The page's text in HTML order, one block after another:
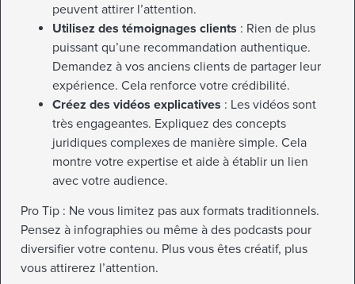
peuvent attirer l’attention.
Utilisez des témoignages clients : Rien de plus
puissant qu’une recommandation authentique.
Demandez à vos anciens clients de partager leur
expérience. Cela renforce votre crédibilité.
Créez des vidéos explicatives : Les vidéos sont
très engageantes. Expliquez des concepts
juridiques complexes de manière simple. Cela
montre votre expertise et aide à établir un lien
avec votre audience.
Pro Tip : Ne vous limitez pas aux formats traditionnels.
Pensez à infographies ou même à des podcasts pour
diversifier votre contenu. Plus vous êtes créatif, plus
vous attirerez l’attention.